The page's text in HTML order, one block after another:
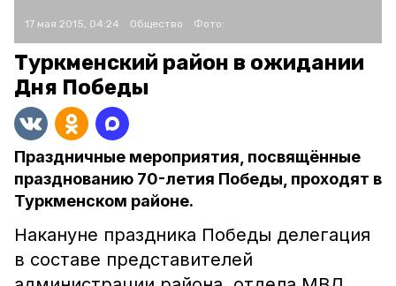
17 мая 2015, 04:24 Общество Фото:
Туркменский район в ожидании
Дня Победы
Праздничные мероприятия, посвящённые
празднованию 70-летия Победы, проходят в
Туркменском районе.
Накануне праздника Победы делегация
в составе представителей